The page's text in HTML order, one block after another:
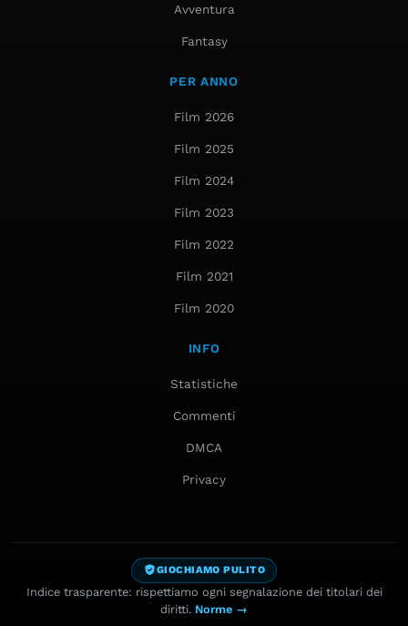
Avventura
Fantasy
PER ANNO
Film 2026
Film 2025
Film 2024
Film 2023
Film 2022
Film 2021
Film 2020
INFO
Statistiche
Commenti
DMCA
Privacy
GIOCHIAMO PULITO
Indice trasparente: rispettiamo ogni segnalazione dei titolari dei
diritti. Norme →